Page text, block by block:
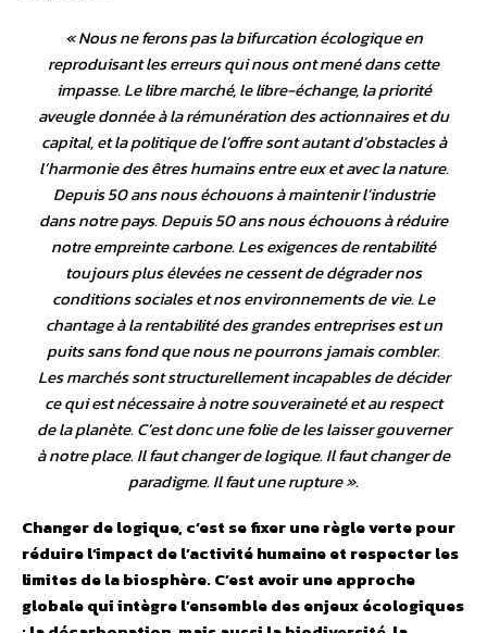
«Nous ne ferons pas la bifurcation écologique en
reproduisant les erreurs qui nous ont mené dans cette
impasse. Le libre marché, le libre-échange, la priorité
aveugle donnée à la rémunération des actionnaires et du
capital, et la politique de l’offre sont autant d’obstacles à
l’harmonie des êtres humains entre eux et avec la nature.
Depuis 50 ans nous échouons à maintenir l’industrie
dans notre pays. Depuis 50 ans nous échouons à réduire
notre empreinte carbone. Les exigences de rentabilité
toujours plus élevées ne cessent de dégrader nos
conditions sociales et nos environnements de vie. Le
chantage à la rentabilité des grandes entreprises est un
puits sans fond que nous ne pourrons jamais combler.
Les marchés sont structurellement incapables de décider
ce qui est nécessaire à notre souveraineté et au respect
de la planète. C’est donc une folie de les laisser gouverner
à notre place. Il faut changer de logique. Il faut changer de
paradigme. Il faut une rupture».
Changer de logique, c’est se fixer une règle verte pour
réduire l’impact de l’activité humaine et respecter les
limites de la biosphère. C’est avoir une approche
globale qui intègre l’ensemble des enjeux écologiques